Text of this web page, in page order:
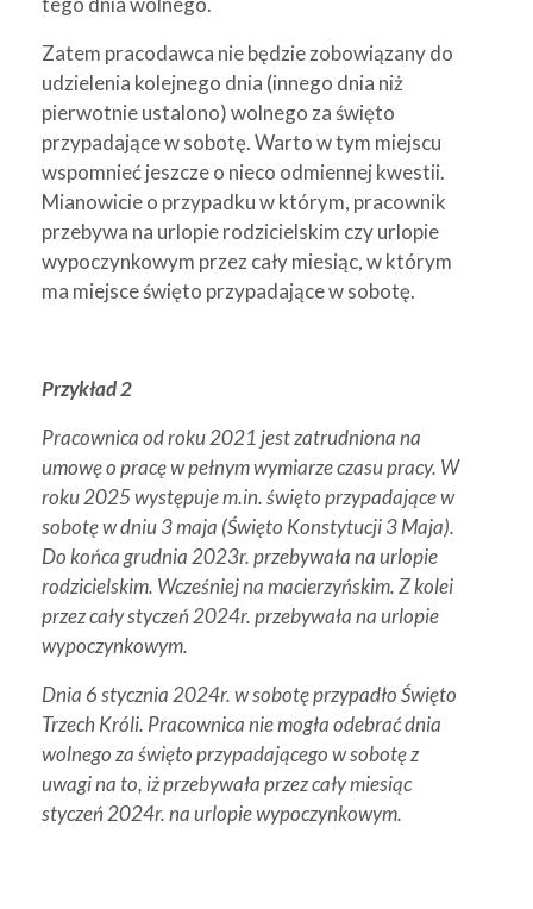
Zatem pracodawca nie będzie zobowiązany do
udzielenia kolejnego dnia (innego dnia niż
pierwotnie ustalono) wolnego za święto
przypadające w sobotę. Warto w tym miejscu
wspomnieć jeszcze o nieco odmiennej kwestii.
Mianowicie o przypadku w którym, pracownik
przebywa na urlopie rodzicielskim czy urlopie
wypoczynkowym przez cały miesiąc, w którym
ma miejsce święto przypadające w sobotę.
Przykład 2
Pracownica od roku 2021 jest zatrudniona na
umowę o pracę w pełnym wymiarze czasu pracy. W
roku 2025 występuje m.in. święto przypadające w
sobotę w dniu 3 maja (Święto Konstytucji 3 Maja).
Do końca grudnia 2023r. przebywała na urlopie
rodzicielskim. Wcześniej na macierzyńskim. Z kolei
przez cały styczeń 2024r. przebywała na urlopie
wypoczynkowym.
Dnia 6 stycznia 2024r. w sobotę przypadło Święto
Trzech Króli. Pracownica nie mogła odebrać dnia
wolnego za święto przypadającego w sobotę z
uwagi na to, iż przebywała przez cały miesiąc
styczeń 2024r. na urlopie wypoczynkowym.